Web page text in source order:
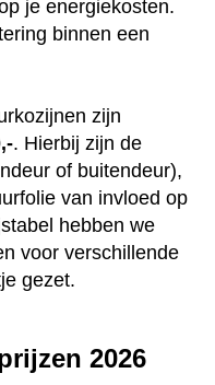
je energiekosten.
binnen een
zijn
. Hierbij zijn de
of buitendeur),
van invloed op
hebben we
voor verschillende
gezet.
2026